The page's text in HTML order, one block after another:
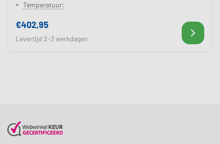
Temperatuur:
€402,95
Levertijd 2-3 werkdagen